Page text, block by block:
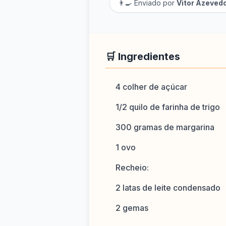
👨‍🍳 Enviado por Vitor
🛒 Ingredientes
4 colher de açúcar
1/2 quilo de farinha de trigo
300 gramas de margarina
1 ovo
Recheio:
2 latas de leite condensado
2 gemas